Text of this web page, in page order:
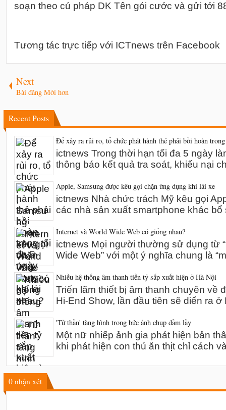
soạn theo cú pháp DK Tên gói cước và gửi tới
Tương tác trực tiếp với ICTnews trên Facebook
Next
Bài đăng Mới hơn
Recent Posts
Để xảy ra rủi ro, tổ chức phát hành thẻ phải bồi hoàn
ictnews Trong thời hạn tối đa 5 ngày
thông báo kết quả tra soát, khiếu nại
Apple, Samsung được kêu gọi chặn ứng dụng khi lái xe
ictnews Nhà chức trách Mỹ kêu gọi
các nhà sản xuất smartphone khác bổ
Internet và World Wide Web có giống nhau?
ictnews Mọi người thường sử dụng từ
Wide Web” với một ý nghĩa chung là
Nhiều hệ thống âm thanh tiền tỷ sắp xuất hiện ở Hà Nội
Triển lãm thiết bị âm thanh chuyên về
Hi-End Show, lần đầu tiên sẽ diển ra
'Tử thần' tàng hình trong bức ảnh chụp đầm lầy
Một nữ nhiếp ảnh gia phát hiện bản
khi phát hiện con thú ăn thịt chỉ cách
0 nhận xét